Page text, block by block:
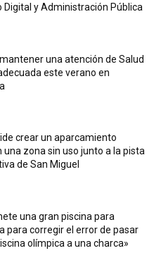
Digital y Administración Pública
mantener una atención de Salud
este verano en
crear un aparcamiento
una zona sin uso junto a la pista
de San Miguel
una gran piscina para
para corregir el error de pasar
olímpica a una charca»